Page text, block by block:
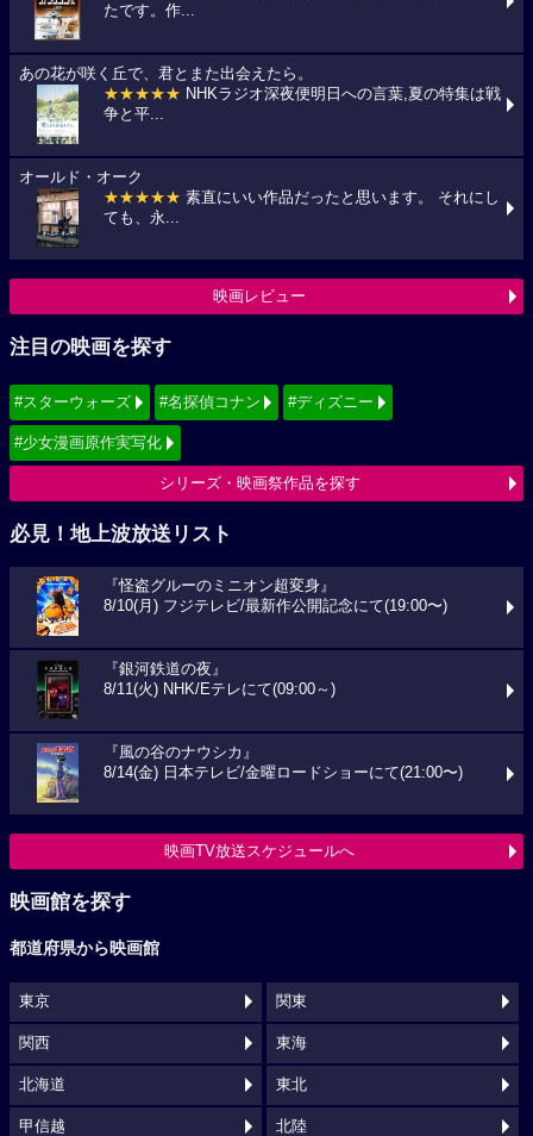
たです。作...
あの花が咲く丘で、君とまた出会えたら。
★★★★★ NHKラジオ深夜便明日への言葉,夏の特集は戦
争と平...
オールド・オーク
★★★★★ 素直にいい作品だったと思います。 それにし
ても、永...
映画レビュー
注目の映画を探す
#スターウォーズ #名探偵コナン #ディズニー
#少女漫画原作実写化
シリーズ・映画祭作品を探す
必見！地上波放送リスト
『怪盗グルーのミニオン超変身』
8/10(月) フジテレビ/最新作公開記念にて(19:00〜)
『銀河鉄道の夜』
8/11(火) NHK/Eテレにて(09:00～)
『風の谷のナウシカ』
8/14(金) 日本テレビ/金曜ロードショーにて(21:00〜)
映画TV放送スケジュールへ
映画館を探す
都道府県から映画館
東京 関東
関西 東海
北海道 東北
甲信越 北陸